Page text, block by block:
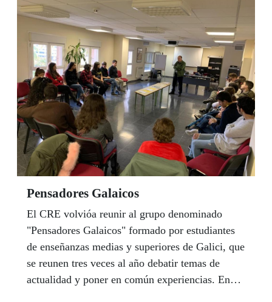
Pensadores Galaicos
El CRE volvióa reunir al grupo denominado
"Pensadores Galaicos" formado por estudiantes
de enseñanzas medias y superiores de Galici, que
se reunen tres veces al año debatir temas de
actualidad y poner en común experiencias. En